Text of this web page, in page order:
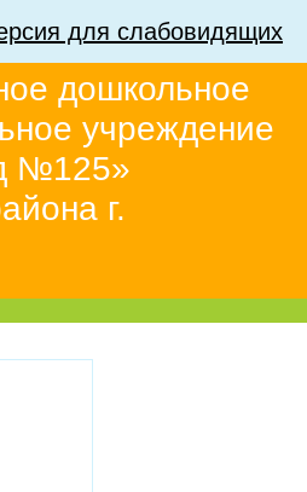
для слабовидящих
дошкольное
учреждение
№125»
г.